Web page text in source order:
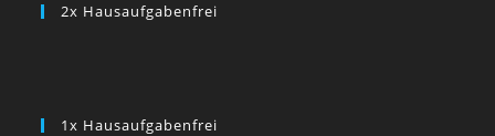
2x Hausaufgabenfrei
1x Hausaufgabenfrei